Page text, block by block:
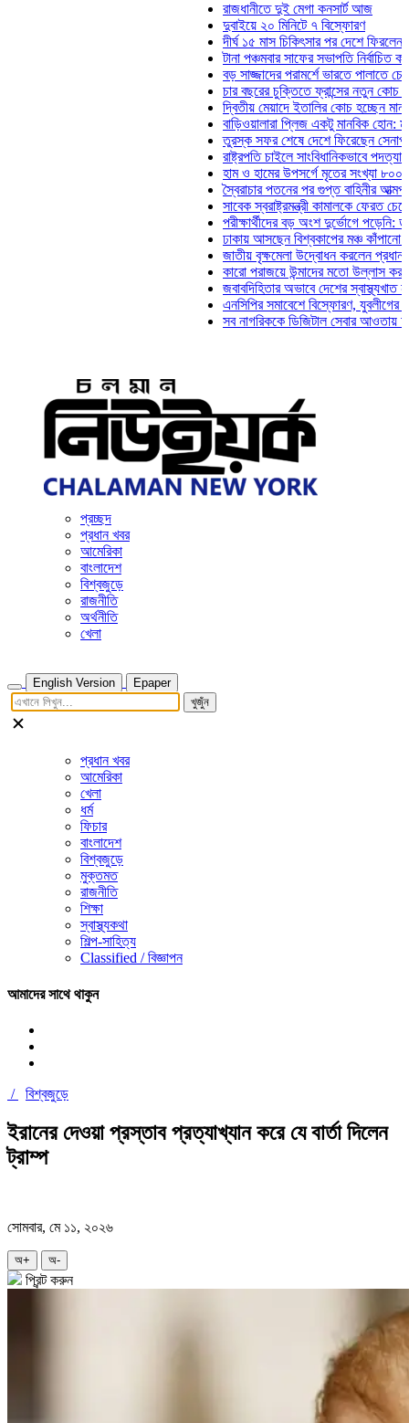
রাজধানীতে দুই মেগা কনসার্ট আজ
দুবাইয়ে ২০ মিনিটে ৭ বিস্ফোরণ
দীর্ঘ ১৫ মাস চিকিৎসার পর দেশে ফিরলেন ইলিয়াস
টানা পঞ্চমবার সাফের সভাপতি নির্বাচিত কাজী
বড় সাজ্জাদের পরামর্শে ভারতে পালাতে
চার বছরের চুক্তিতে ফ্রান্সের নতুন কোচ জিদান
দ্বিতীয় মেয়াদে ইতালির কোচ হচ্ছেন মানচিনি
বাড়িওয়ালারা প্লিজ একটু মানবিক হোন: মনিরা মিঠু
তুরস্ক সফর শেষে দেশে ফিরেছেন সেনাপ্রধান
রাষ্ট্রপতি চাইলে সাংবিধানিকভাবে পদত্যাগ করতে
হাম ও হামের উপসর্গে মৃতের সংখ্যা ৮০০ ছাড়াল
স্বৈরাচার পতনের পর গুপ্ত বাহিনীর আত্মপ্রকাশ:
সাবেক স্বরাষ্ট্রমন্ত্রী কামালকে ফেরত চেয়ে
পরীক্ষার্থীদের বড় অংশ দুর্ভোগে পড়েনি: ড.
ঢাকায় আসছেন বিশ্বকাপের মঞ্চ কাঁপানো সেই
জাতীয় বৃক্ষমেলা উদ্বোধন করলেন প্রধানমন্ত্রী
কারো পরাজয়ে উন্মাদের মতো উল্লাস করতে হয়
জবাবদিহিতার অভাবে দেশের স্বাস্থ্যখাত নানা
এনসিপির সমাবেশে বিস্ফোরণ, যুবলীগের দুই
সব নাগরিককে ডিজিটাল সেবার আওতায় আনতে
প্রচ্ছদ
প্রধান খবর
আমেরিকা
বাংলাদেশ
বিশ্বজুড়ে
রাজনীতি
অর্থনীতি
খেলা
English Version
Epaper
খুজুঁন
প্রধান খবর
আমেরিকা
খেলা
ধর্ম
ফিচার
বাংলাদেশ
বিশ্বজুড়ে
মুক্তমত
রাজনীতি
শিক্ষা
স্বাস্থ্যকথা
শিল্প-সাহিত্য
Classified / বিজ্ঞাপন
আমাদের সাথে থাকুন
/ বিশ্বজুড়ে
ইরানের দেওয়া প্রস্তাব প্রত্যাখ্যান করে যে বার্তা দিলেন
ট্রাম্প
সোমবার, মে ১১, ২০২৬
অ+ অ-
প্রিন্ট করুন